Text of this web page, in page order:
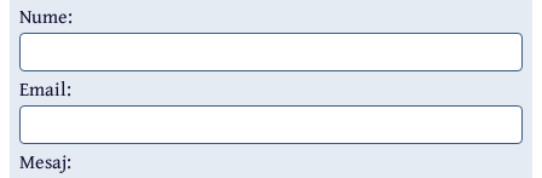
Nume:
Email:
Mesaj: